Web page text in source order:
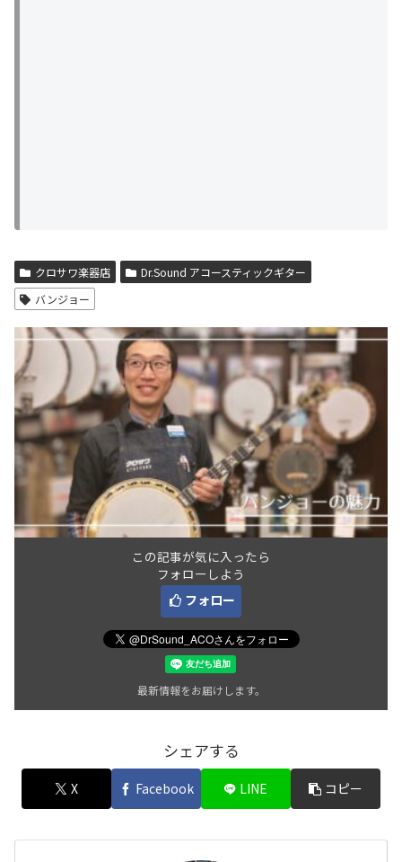
クロサワ楽器店
Dr.Sound アコースティックギター
バンジョー
この記事が気に入ったら
フォローしよう
フォロー
最新情報をお届けします。
シェアする
X Facebook LINE コピー